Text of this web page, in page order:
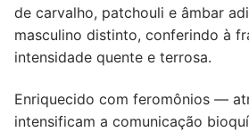
de carvalho, patchouli e âmbar
masculino distinto, conferindo à
intensidade quente e terrosa.
Enriquecido com feromônios —
intensificam a comunicação